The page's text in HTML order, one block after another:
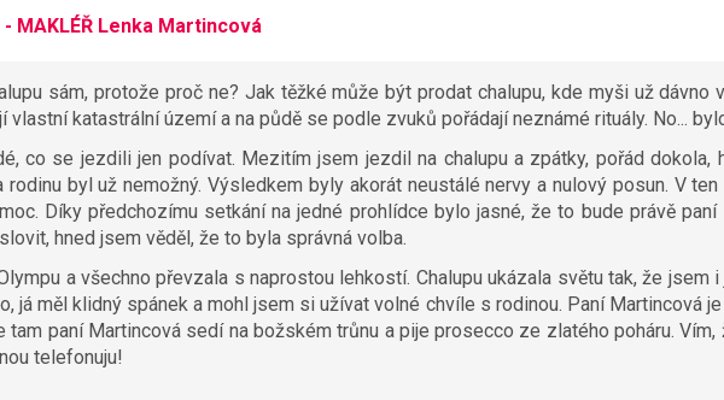
MAKLÉŘ Lenka Martincová
sám, protože proč ne? Jak těžké může být prodat chalupu, kde myši už dávno
vlastní katastrální území a na půdě se podle zvuků pořádají neznámé rituály. No...
co se jezdili jen podívat. Mezitím jsem jezdil na chalupu a zpátky, pořád dokola,
byl už nemožný. Výsledkem byly akorát neustálé nervy a nulový posun. V
Díky předchozímu setkání na jedné prohlídce bylo jasné, že to bude právě paní
hned jsem věděl, že to byla správná volba.
a všechno převzala s naprostou lehkostí. Chalupu ukázala světu tak, že jsem
já měl klidný spánek a mohl jsem si užívat volné chvíle s rodinou. Paní Martincová
tam paní Martincová sedí na božském trůnu a pije prosecco ze zlatého poháru.
telefonuju!